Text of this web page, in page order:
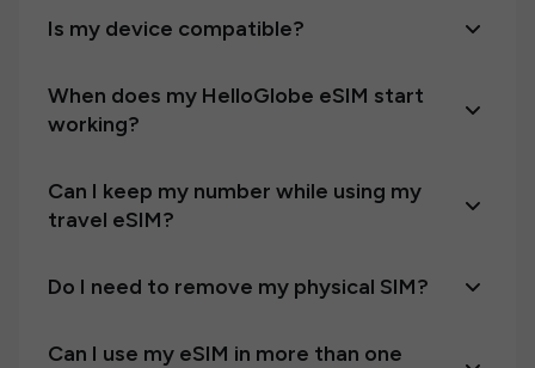
Is my device compatible?
When does my HelloGlobe eSIM start
working?
Can I keep my number while using my
travel eSIM?
Do I need to remove my physical SIM?
Can I use my eSIM in more than one